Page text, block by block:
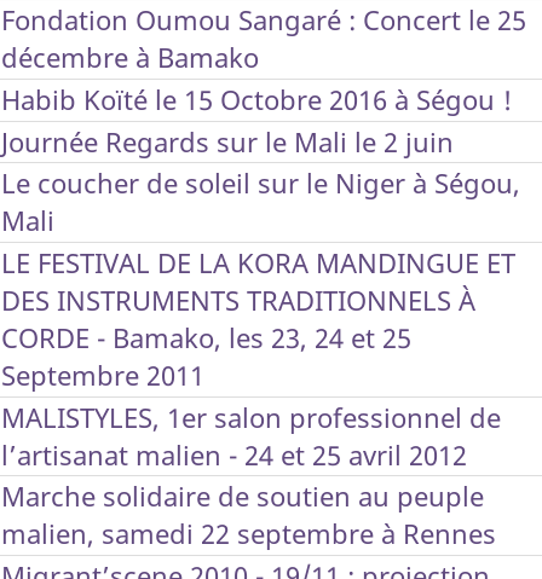
Fondation Oumou Sangaré : Concert le 25
décembre à Bamako
Habib Koïté le 15 Octobre 2016 à Ségou !
Journée Regards sur le Mali le 2 juin
Le coucher de soleil sur le Niger à Ségou,
Mali
LE FESTIVAL DE LA KORA MANDINGUE ET
DES INSTRUMENTS TRADITIONNELS À
CORDE - Bamako, les 23, 24 et 25
Septembre 2011
MALISTYLES, 1er salon professionnel de
l’artisanat malien - 24 et 25 avril 2012
Marche solidaire de soutien au peuple
malien, samedi 22 septembre à Rennes